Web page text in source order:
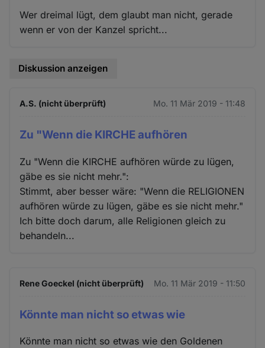
Wer dreimal lügt, dem glaubt man nicht, gerade
wenn er von der Kanzel spricht...
Diskussion anzeigen
A.S. (nicht überprüft) Mo. 11 Mär 2019 - 11:48
Zu "Wenn die KIRCHE aufhören
Zu "Wenn die KIRCHE aufhören würde zu lügen,
gäbe es sie nicht mehr.":
Stimmt, aber besser wäre: "Wenn die RELIGIONEN
aufhören würde zu lügen, gäbe es sie nicht mehr."
Ich bitte doch darum, alle Religionen gleich zu
behandeln...
Rene Goeckel (nicht überprüft) Mo. 11 Mär 2019 - 11:50
Könnte man nicht so etwas wie
Könnte man nicht so etwas wie den Goldenen